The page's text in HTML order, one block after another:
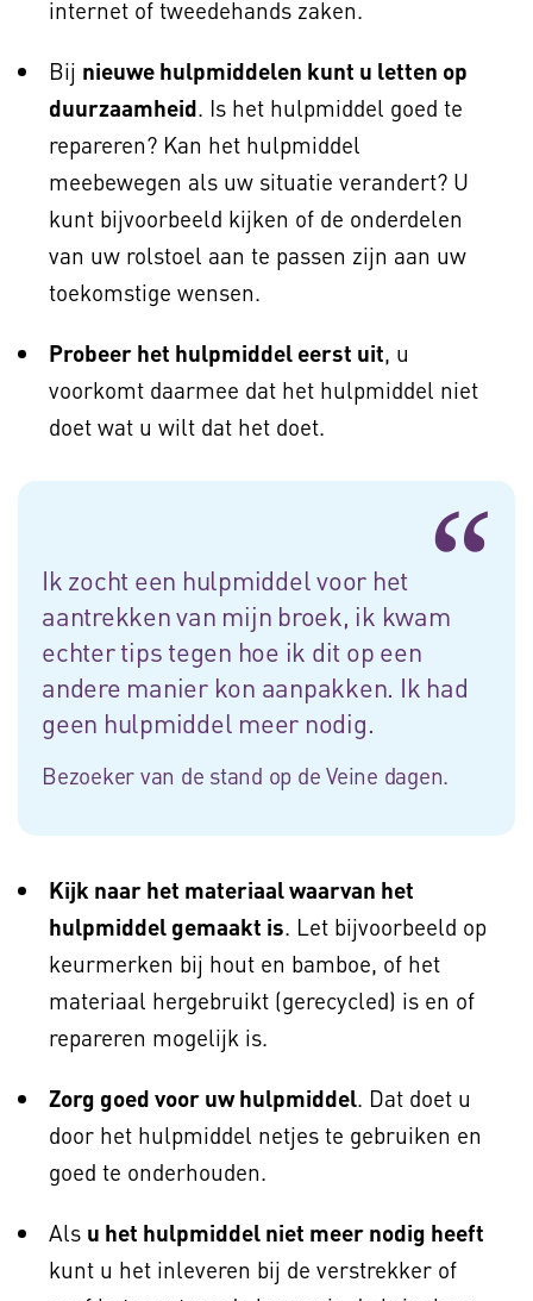
internet of tweedehands zaken.
Bij nieuwe hulpmiddelen kunt u letten op
duurzaamheid. Is het hulpmiddel goed te
repareren? Kan het hulpmiddel
meebewegen als uw situatie verandert? U
kunt bijvoorbeeld kijken of de onderdelen
van uw rolstoel aan te passen zijn aan uw
toekomstige wensen.
Probeer het hulpmiddel eerst uit, u
voorkomt daarmee dat het hulpmiddel niet
doet wat u wilt dat het doet.
Ik zocht een hulpmiddel voor het
aantrekken van mijn broek, ik kwam
echter tips tegen hoe ik dit op een
andere manier kon aanpakken. Ik had
geen hulpmiddel meer nodig.
Bezoeker van de stand op de Veine dagen.
Kijk naar het materiaal waarvan het
hulpmiddel gemaakt is. Let bijvoorbeeld op
keurmerken bij hout en bamboe, of het
materiaal hergebruikt (gerecycled) is en of
repareren mogelijk is.
Zorg goed voor uw hulpmiddel. Dat doet u
door het hulpmiddel netjes te gebruiken en
goed te onderhouden.
Als u het hulpmiddel niet meer nodig heeft
kunt u het inleveren bij de verstrekker of